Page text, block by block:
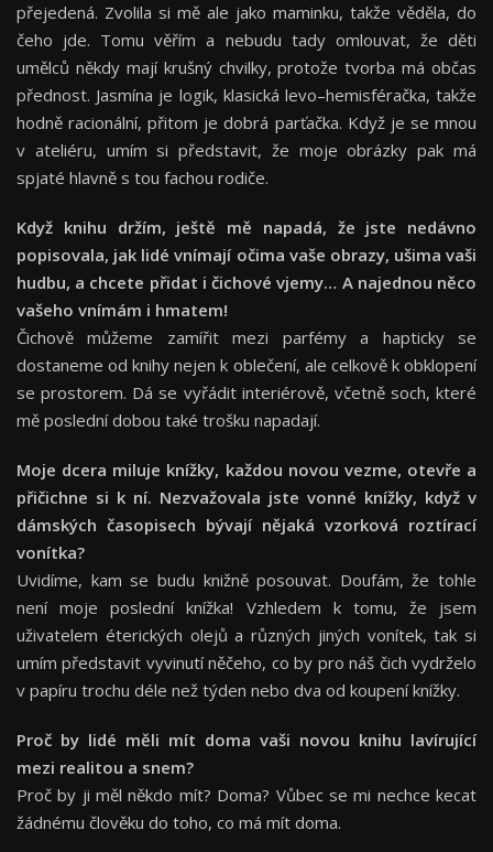
přejedená. Zvolila si mě ale jako maminku, takže věděla, do
čeho jde. Tomu věřím a nebudu tady omlouvat, že děti
umělců někdy mají krušný chvilky, protože tvorba má občas
přednost. Jasmína je logik, klasická levo–hemisféračka, takže
hodně racionální, přitom je dobrá parťačka. Když je se mnou
v ateliéru, umím si představit, že moje obrázky pak má
spjaté hlavně s tou fachou rodiče.
Když knihu držím, ještě mě napadá, že jste nedávno
popisovala, jak lidé vnímají očima vaše obrazy, ušima vaši
hudbu, a chcete přidat i čichovévjemy… A najednou něco
vašeho vnímám i hmatem!
Čichově můžeme zamířit mezi parfémy a hapticky se
dostaneme od knihy nejen k oblečení, ale celkově k obklopení
se prostorem. Dá se vyřádit interiérově, včetně soch, které
mě poslední dobou také trošku napadají.
Moje dcera miluje knížky, každou novou vezme, otevře a
přičichne si k ní. Nezvažovala jste vonné knížky, když v
dámských časopisech bývají nějaká vzorková roztírací
vonítka?
Uvidíme, kam se budu knižně posouvat. Doufám, že tohle
není moje poslední knížka! Vzhledem k tomu, že jsem
uživatelem éterických olejů a různých jiných vonítek, tak si
umím představit vyvinutí něčeho, co by pro náš čich vydrželo
v papíru trochu déle než týden nebo dva od koupení knížky.
Proč by lidé měli mít doma vaši novou knihu lavírující
mezi realitou a snem?
Proč by ji měl někdo mít? Doma? Vůbec se mi nechce kecat
žádnému člověku do toho, co má mít doma.